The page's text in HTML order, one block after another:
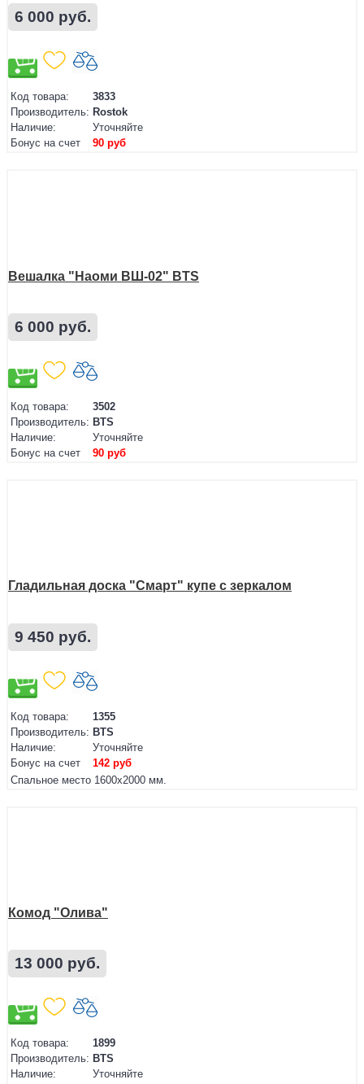
6 000 руб.
Код товара:
3833
Производитель: Rostok
Наличие:
Уточняйте
Бонус на счет
90 руб
Вешалка "Наоми ВШ-02" BTS
6 000 руб.
Код товара:
3502
Производитель: BTS
Наличие:
Уточняйте
Бонус на счет
90 руб
Гладильная доска "Смарт" купе с зеркалом
9 450 руб.
Код товара:
1355
Производитель: BTS
Наличие:
Уточняйте
Бонус на счет
142 руб
Спальное место 1600х2000 мм.
Комод "Олива"
13 000 руб.
Код товара:
1899
Производитель: BTS
Наличие:
Уточняйте